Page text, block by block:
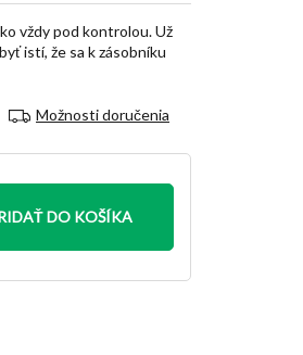
Možnosti doručenia
DO KOŠÍKA
vždy pod kontrolou. Už
istí, že sa k zásobníku